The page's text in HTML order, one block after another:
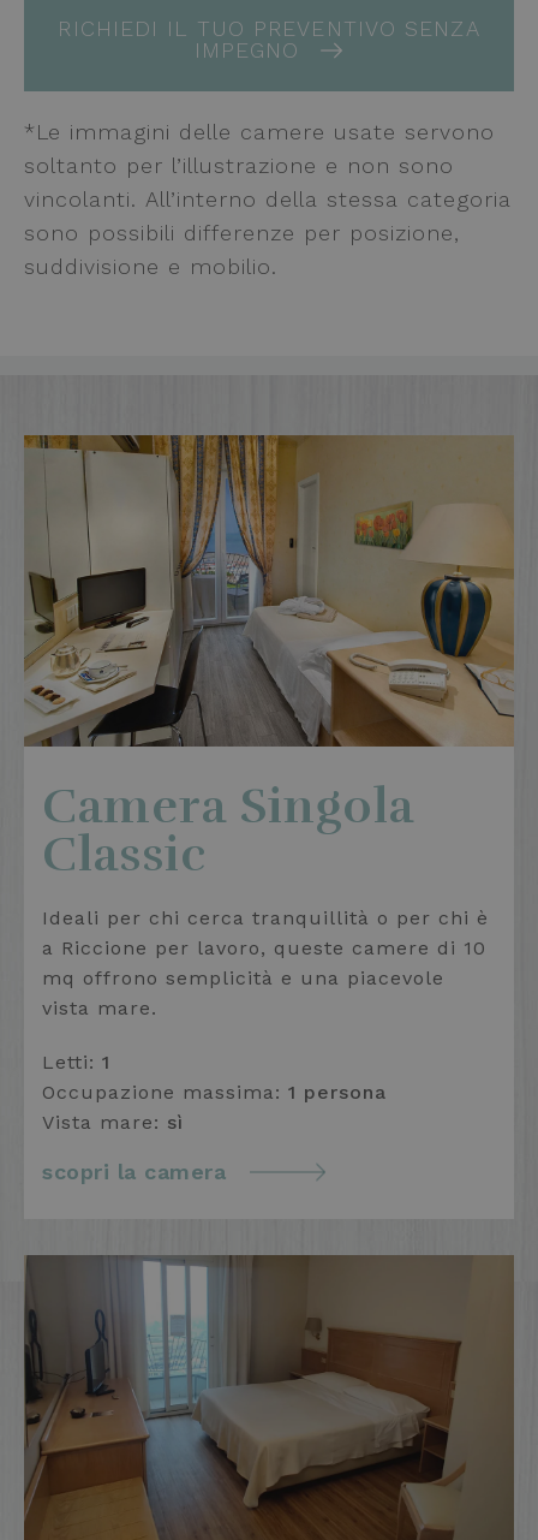
RICHIEDI IL TUO PREVENTIVO SENZA
IMPEGNO
*Le immagini delle camere usate servono
soltanto per l’illustrazione e non sono
vincolanti. All’interno della stessa categoria
sono possibili differenze per posizione,
suddivisione e mobilio.
Camera Singola
Classic
Ideali per chi cerca tranquillità o per chi è
a Riccione per lavoro, queste camere di 10
mq offrono semplicità e una piacevole
vista mare.
Letti: 1
Occupazione massima: 1 persona
Vista mare: sì
scopri la camera